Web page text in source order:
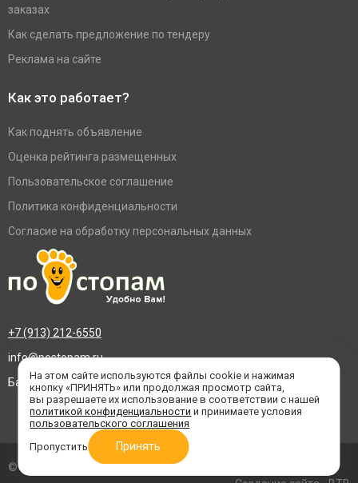
заказах
Как сделать предложение по тендеру
Реклама на сайте
Как это работает?
Как поднять объявление
Оценка рейтинга размещенных
Пользовательское соглашение
Политика конфиденциальности
Согласие на обработку персональных данных
+7 (913) 212-6550
info@postopam.ru
Барнаул, пр. Социалистический 109, оф.455
© 2016–2026 «По стопам»
На этом сайте используются файлы cookie и нажимая
кнопку «ПРИНЯТЬ» или продолжая просмотр сайта,
вы разрешаете их использование в соответствии с нашей
политикой конфиденциальности и принимаете условия
пользовательского соглашения
Пропустить
Принять